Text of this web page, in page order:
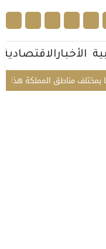
الأخبارالاقتصادية